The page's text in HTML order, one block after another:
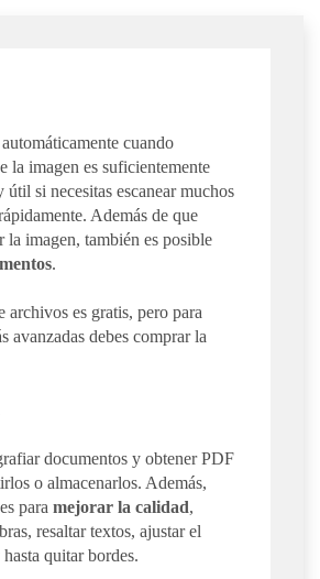
cuando
la imagen es suficientemente
útil si necesitas escanear muchos
Además de que
la imagen, también es posible
.
archivos es gratis, pero para
avanzadas debes comprar la
documentos y obtener PDF
o almacenarlos. Además,
para mejorar la calidad,
resaltar textos, ajustar el
quitar bordes.